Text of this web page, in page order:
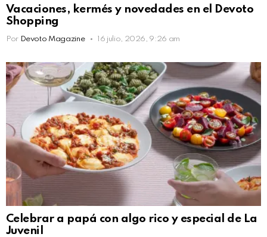
Vacaciones, kermés y novedades en el Devoto
Shopping
Por Devoto Magazine 16 julio, 2026, 9:26 am
Celebrar a papá con algo rico y especial de La
Juvenil